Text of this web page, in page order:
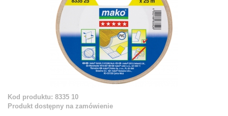
Kod produktu: 8335 10
Produkt dostępny na zamówienie